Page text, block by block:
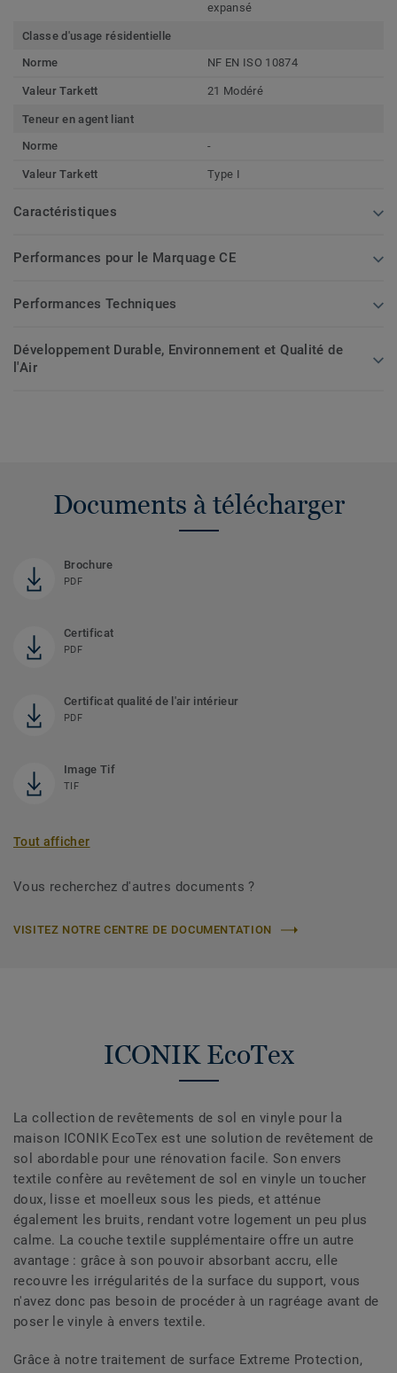
expansé
Classe d'usage résidentielle
Norme
NF EN ISO 10874
Valeur Tarkett 21 Modéré
Teneur en agent liant
Norme
-
Valeur Tarkett Type I
Caractéristiques
Performances pour le Marquage CE
Performances Techniques
Développement Durable, Environnement et Qualité de
l'Air
Documents à télécharger
Brochure
PDF
Certificat
PDF
Certificat qualité de l'air intérieur
PDF
Image Tif
TIF
Tout afficher
Vous recherchez d'autres documents ?
VISITEZ NOTRE CENTRE DE DOCUMENTATION
ICONIK EcoTex
La collection de revêtements de sol en vinyle pour la
maison ICONIK EcoTex est une solution de revêtement de
sol abordable pour une rénovation facile. Son envers
textile confère au revêtement de sol en vinyle un toucher
doux, lisse et moelleux sous les pieds, et atténue
également les bruits, rendant votre logement un peu plus
calme. La couche textile supplémentaire offre un autre
avantage : grâce à son pouvoir absorbant accru, elle
recouvre les irrégularités de la surface du support, vous
n'avez donc pas besoin de procéder à un ragréage avant de
poser le vinyle à envers textile.
Grâce à notre traitement de surface Extreme Protection,